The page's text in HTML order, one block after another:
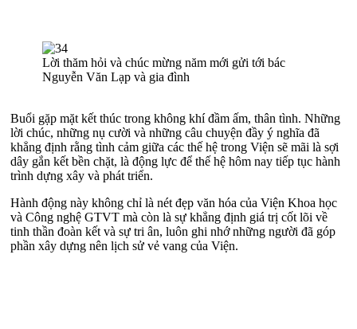
Lời thăm hỏi và chúc mừng năm mới gửi tới bác
Nguyễn Văn Lạp và gia đình
Buổi gặp mặt kết thúc trong không khí đầm ấm, thân tình. Những
lời chúc, những nụ cười và những câu chuyện đầy ý nghĩa đã
khẳng định rằng tình cảm giữa các thế hệ trong Viện sẽ mãi là sợi
dây gắn kết bền chặt, là động lực để thế hệ hôm nay tiếp tục hành
trình dựng xây và phát triển.
Hành động này không chỉ là nét đẹp văn hóa của Viện Khoa học
và Công nghệ GTVT mà còn là sự khẳng định giá trị cốt lõi về
tinh thần đoàn kết và sự tri ân, luôn ghi nhớ những người đã góp
phần xây dựng nên lịch sử vẻ vang của Viện.